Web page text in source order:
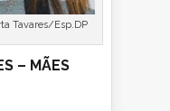
Tavares/Esp.DP
– MÃES